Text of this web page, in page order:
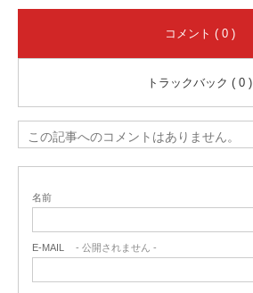
コメント ( 0 )
トラックバック ( 0 )
この記事へのコメントはありません。
名前
E-MAIL - 公開されません -